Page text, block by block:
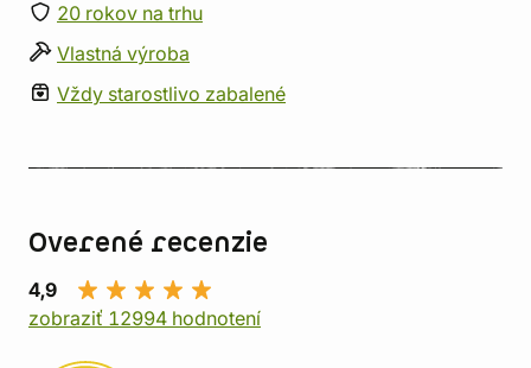
20 rokov na trhu
Vlastná výroba
Vždy starostlivo zabalené
Overené recenzie
4,9
zobraziť 12994 hodnotení